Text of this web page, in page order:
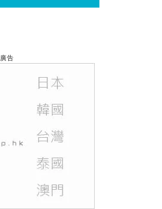
廣告